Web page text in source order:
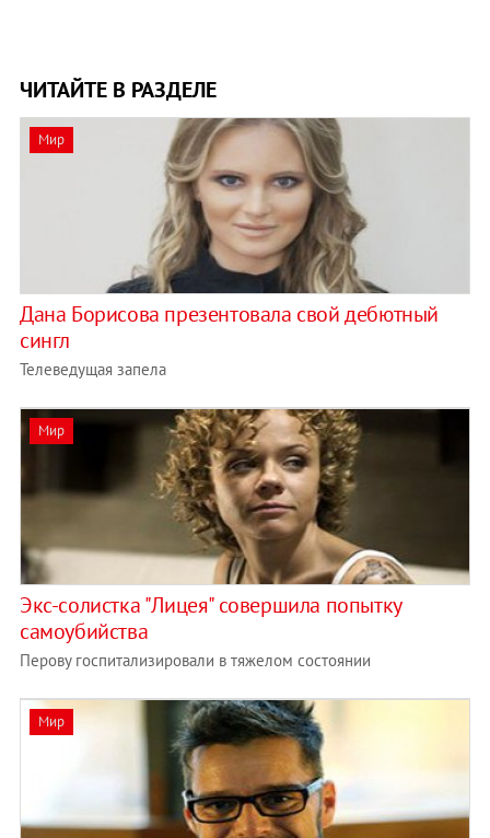
ЧИТАЙТЕ В РАЗДЕЛЕ
Мир
Дана Борисова презентовала свой дебютный
сингл
Телеведущая запела
Мир
Экс-солистка "Лицея" совершила попытку
самоубийства
Перову госпитализировали в тяжелом состоянии
Мир